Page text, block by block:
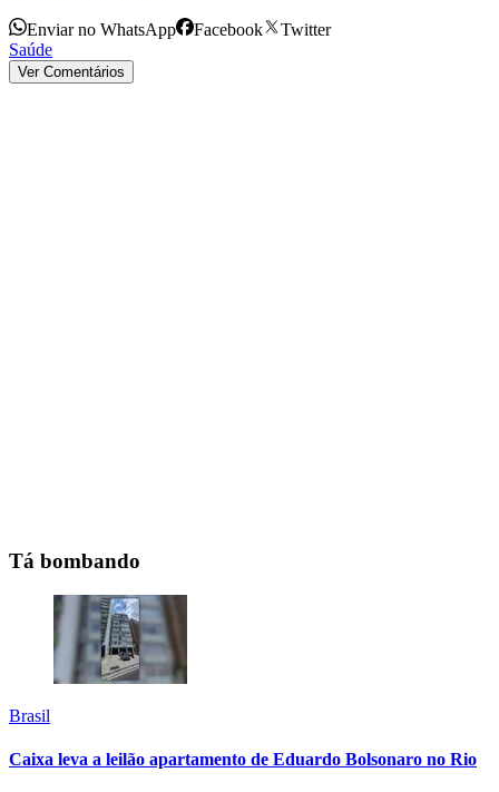
Enviar no WhatsApp Facebook
Twitter
Saúde
Ver Comentários
Tá bombando
Brasil
Caixa leva a leilão apartamento de Eduardo Bolsonaro no Rio